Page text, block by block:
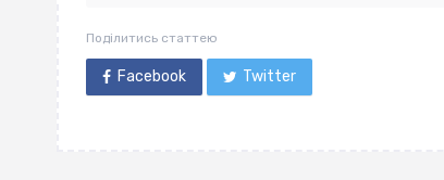
Поділитись статтею
Facebook Twitter